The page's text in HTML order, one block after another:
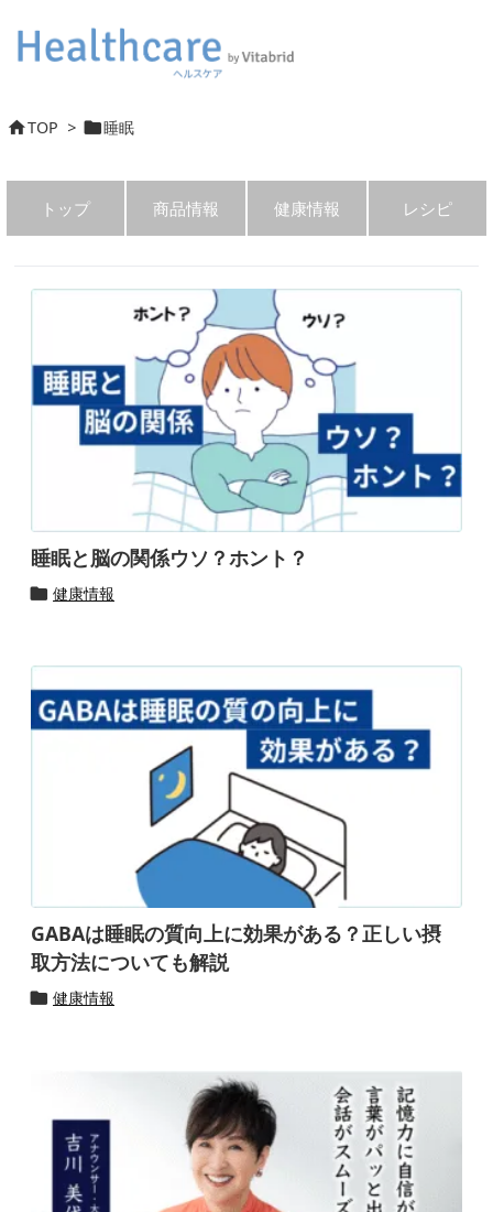
TOP > 睡眠
トップ 商品情報 健康情報 レシピ
睡眠と脳の関係ウソ？ホント？
 健康情報
GABAは睡眠の質向上に効果がある？正しい摂
取方法についても解説
 健康情報